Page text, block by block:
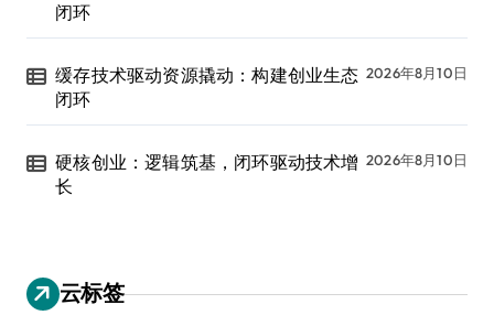
闭环
缓存技术驱动资源撬动：构建创业生态
闭环
2026年8月10日
硬核创业：逻辑筑基，闭环驱动技术增
长
2026年8月10日
云标签